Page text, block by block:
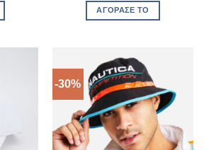
was:
€25,00.
ΑΓΌΡΑΣΈ ΤΟ
-30%